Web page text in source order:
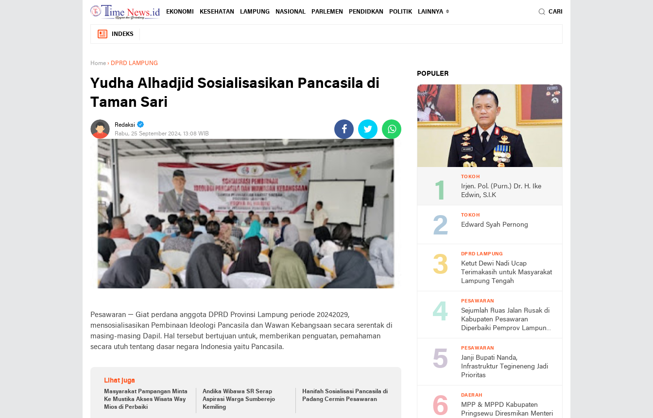
EKONOMI KESEHATAN LAMPUNG NASIONAL PARLEMEN PENDIDKAN POLITIK LAINNYA CARI
INDEKS
Home › DPRD LAMPUNG
Yudha Alhadjid Sosialisasikan Pancasila di
Taman Sari
Redaksi
Rabu, 25 September 2024, 13:08 WIB
Pesawaran — Giat perdana anggota DPRD Provinsi Lampung periode 20242029,
mensosialisasikan Pembinaan Ideologi Pancasila dan Wawan Kebangsaan secara serentak di
masing-masing Dapil. Hal tersebut bertujuan untuk, memberikan penguatan, pemahaman
secara utuh tentang dasar negara Indonesia yaitu Pancasila.
Lihat juga
Masyarakat Pampangan Minta
Ke Mustika Akses Wisata Way
Mios di Perbaiki
Andika Wibawa SR Serap
Aspirasi Warga Sumberejo
Kemiling
Hanifah Sosialisasi Pancasila di
Padang Cermin Pesawaran
POPULER
TOKOH
Irjen. Pol. (Purn.) Dr. H. Ike
Edwin, S.I.K
TOKOH
Edward Syah Pernong
DPRD LAMPUNG
Ketut Dewi Nadi Ucap
Terimakasih untuk Masyarakat
Lampung Tengah
PESAWARAN
Sejumlah Ruas Jalan Rusak di
Kabupaten Pesawaran
Diperbaiki Pemprov Lampung
PESAWARAN
Janji Bupati Nanda,
Infrastruktur Tegineneng Jadi
Prioritas
DAERAH
MPP & MPPD Kabupaten
Pringsewu Diresmikan Menteri